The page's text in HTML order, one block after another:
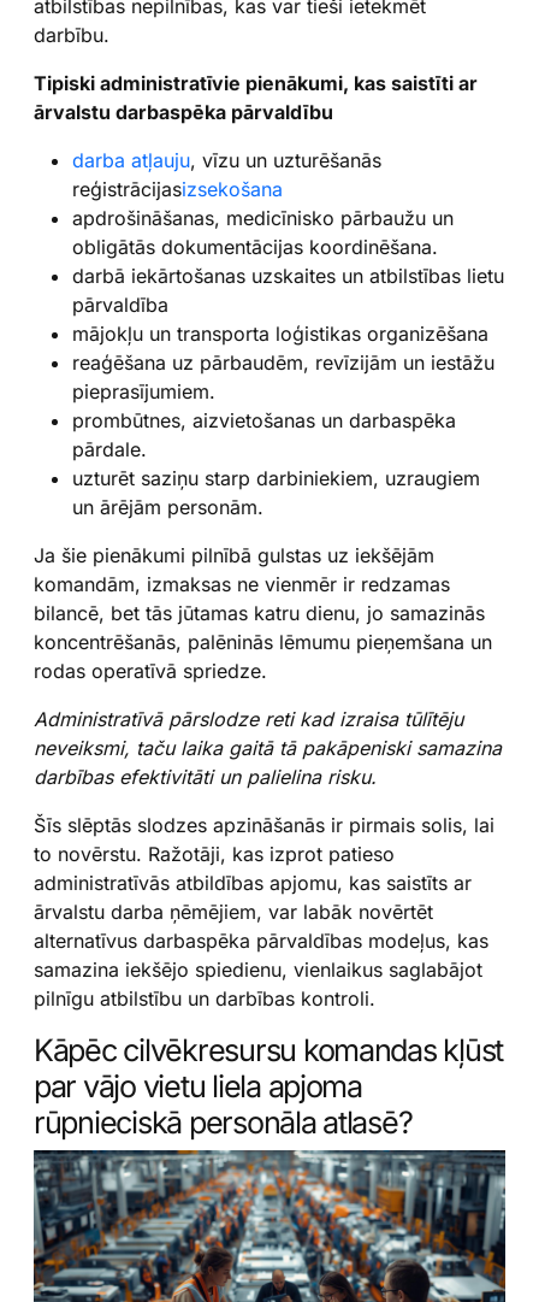
atbilstības nepilnības, kas var tieši ietekmēt
darbību.
Tipiski administratīvie pienākumi, kas saistīti ar
ārvalstu darbaspēka pārvaldību
darba atļauju, vīzu un uzturēšanās
reģistrācijasizsekošana
apdrošināšanas, medicīnisko pārbaužu un
obligātās dokumentācijas koordinēšana.
darbā iekārtošanas uzskaites un atbilstības lietu
pārvaldība
mājokļu un transporta loģistikas organizēšana
reaģēšana uz pārbaudēm, revīzijām un iestāžu
pieprasījumiem.
prombūtnes, aizvietošanas un darbaspēka
pārdale.
uzturēt saziņu starp darbiniekiem, uzraugiem
un ārējām personām.
Ja šie pienākumi pilnībā gulstas uz iekšējām
komandām, izmaksas ne vienmēr ir redzamas
bilancē, bet tās jūtamas katru dienu, jo samazinās
koncentrēšanās, palēninās lēmumu pieņemšana un
rodas operatīvā spriedze.
Administratīvā pārslodze reti kad izraisa tūlītēju
neveiksmi, taču laika gaitā tā pakāpeniski samazina
darbības efektivitāti un palielina risku.
Šīs slēptās slodzes apzināšanās ir pirmais solis, lai
to novērstu. Ražotāji, kas izprot patieso
administratīvās atbildības apjomu, kas saistīts ar
ārvalstu darba ņēmējiem, var labāk novērtēt
alternatīvus darbaspēka pārvaldības modeļus, kas
samazina iekšējo spiedienu, vienlaikus saglabājot
pilnīgu atbilstību un darbības kontroli.
Kāpēc cilvēkresursu komandas kļūst
par vājo vietu liela apjoma
rūpnieciskā personāla atlasē?